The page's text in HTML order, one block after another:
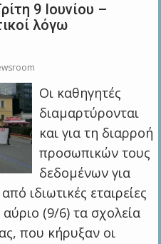
9 Ιουνίου –
λόγω
Οι καθηγητές
διαμαρτύρονται
και για τη διαρροή
προσωπικών τους
δεδομένων για
ιδιωτικές εταιρείες
(9/6) τα σχολεία
που κήρυξαν οι